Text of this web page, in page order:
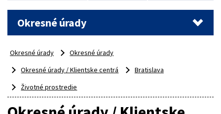
Okresné úrady
Okresné úrady
Okresné úrady
Okresné úrady / Klientske centrá
Bratislava
Životné prostredie